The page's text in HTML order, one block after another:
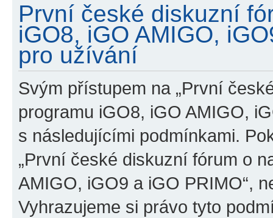
První české diskuzní
iGO8, iGO AMIGO,
pro užívání
Svým přístupem na „První
programu iGO8, iGO AMIGO,
s následujícími podmínkami.
„První české diskuzní fórum o
AMIGO, iGO9 a iGO PRIMO“,
Vyhrazujeme si právo tyto